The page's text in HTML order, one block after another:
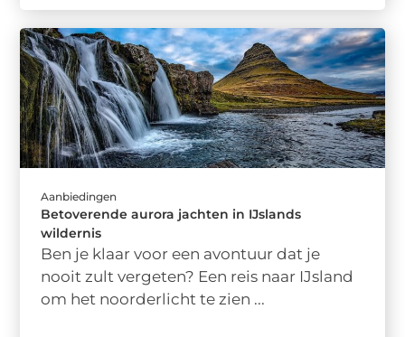
Aanbiedingen
Betoverende aurora jachten in IJslands
wildernis
Ben je klaar voor een avontuur dat je
nooit zult vergeten? Een reis naar IJsland
om het noorderlicht te zien ...